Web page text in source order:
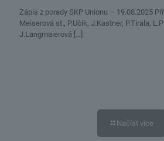
Zápis z porady SKP Unionu – 19.08.2025
Meiserová st., P.Učík, J.Kastner, P.Tirala,
J.Langmaierová […]
Načíst více